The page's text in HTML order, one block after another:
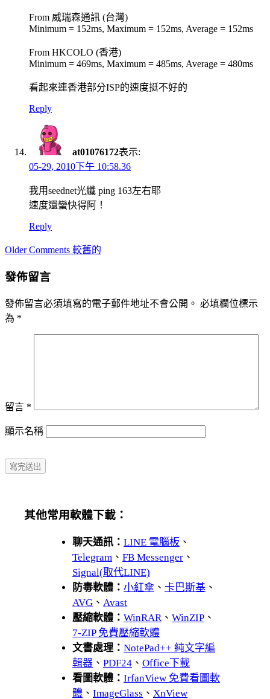
From 威瑞森通訊 (台灣)
Minimum = 152ms, Maximum = 152ms, Average = 152ms
From HKCOLO (香港)
Minimum = 469ms, Maximum = 485ms, Average = 480ms
看起來連香港部分ISP的速度挺不好的
Reply
at01076172表示:
05-29, 2010下午 10:58.36
我用seednet光纖 ping 163左右耶
速度還蠻快得阿！
Reply
Comment
Older Comments 較舊的
發佈留言
發佈留言必須填寫的電子郵件地址不會公開。 必填欄位標示
為 *
留言 *
顯示名稱
其他常用軟體下載：
聊天通訊： LINE 電腦板 、
Telegram 、 FB Messenger 、
Signal(取代LINE)
防毒軟體： 小紅傘 、 卡巴斯基 、
AVG 、 Avast
壓縮軟體： WinRAR、 WinZIP 、
7-ZIP 免費壓縮軟體
文書處理： NotePad++ 純文字編
輯器 、 PDF24 、 Office下載
看圖軟體： IrfanView 免費看圖軟
體 、 ImageGlass 、 XnView